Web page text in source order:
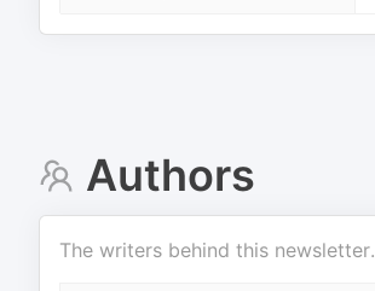
Authors
The writers behind this newsletter.